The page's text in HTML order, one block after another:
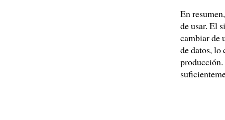
En
de usar. El
cambiar de
de datos, lo
producción.